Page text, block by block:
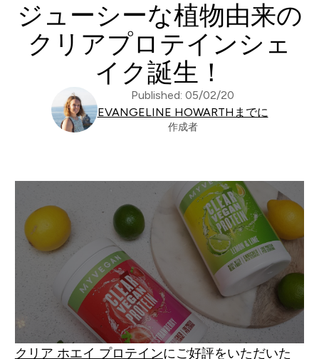
ジューシーな植物由来の
クリアプロテインシェ
イク誕生！
Published: 05/02/20
EVANGELINE HOWARTHまでに
作成者
クリア ホエイ プロテインにご好評をいただいた